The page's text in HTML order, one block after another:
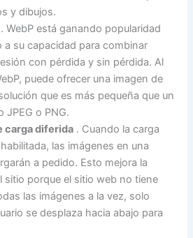
y dibujos.
. WebP está ganando popularidad
a su capacidad para combinar
con pérdida y sin pérdida. Al
puede ofrecer una imagen de
que es más pequeña que un
JPEG o PNG.
carga diferida . Cuando la carga
las imágenes en una
a pedido. Esto mejora la
sitio porque el sitio web no tiene
las imágenes a la vez, solo
se desplaza hacia abajo para